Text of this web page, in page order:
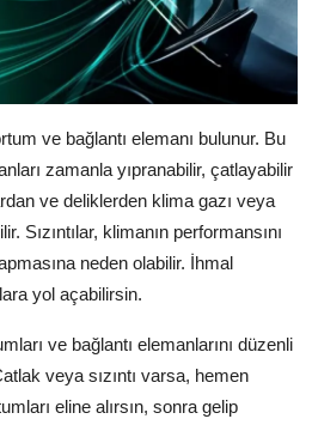
ve bağlantı elemanı bulunur. Bu
zamanla yıpranabilir, çatlayabilir
ve deliklerden klima gazı veya
Sızıntılar, klimanın performansını
neden olabilir. İhmal
yol açabilirsin.
ve bağlantı elemanlarını düzenli
veya sızıntı varsa, hemen
eline alırsın, sonra gelip